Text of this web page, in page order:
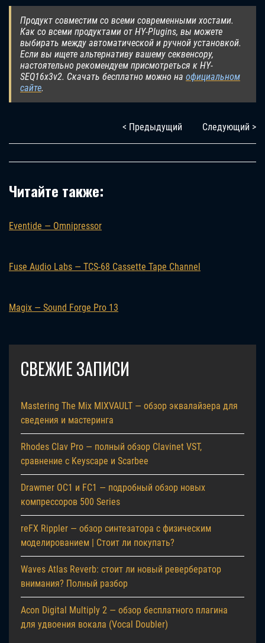
Продукт совместим со всеми современными хостами.
Как со всеми продуктами от HY-Plugins, вы можете
выбирать между автоматической и ручной установкой.
Если вы ищете альтернативу вашему секвенсору,
настоятельно рекомендуем присмотреться к HY-
SEQ16x3v2. Скачать бесплатно можно на официальном
сайте.
< Предыдущий Следующий >
Читайте также:
Eventide — Omnipressor
Fuse Audio Labs — TCS-68 Cassette Tape Channel
Magix — Sound Forge Pro 13
СВЕЖИЕ ЗАПИСИ
Mastering The Mix MIXVAULT — обзор эквалайзера для
сведения и мастеринга
Rhodes Clav Pro — полный обзор Clavinet VST,
сравнение с Keyscape и Scarbee
Drawmer OC1 и FC1 — подробный обзор новых
компрессоров 500 Series
reFX Rippler — обзор синтезатора с физическим
моделированием | Стоит ли покупать?
Waves Atlas Reverb: стоит ли новый ревербератор
внимания? Полный разбор
Acon Digital Multiply 2 — обзор бесплатного плагина
для удвоения вокала (Vocal Doubler)